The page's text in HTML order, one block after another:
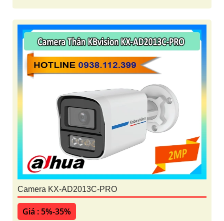
Camera KX-AD2013C-PRO
Giá : 5%-35%